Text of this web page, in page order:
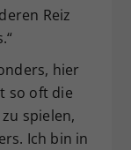
Reiz
hier
so oft die
spielen,
Ich bin in